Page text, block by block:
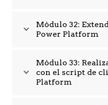
Módulo 32:
Power Platform
Módulo 33:
con el script de
Platform